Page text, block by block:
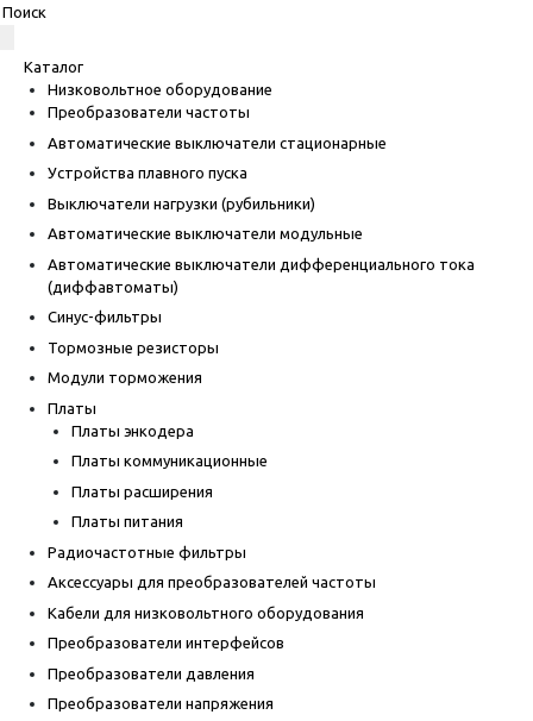
Каталог
Низковольтное оборудование
Преобразователи частоты
Автоматические выключатели стационарные
Устройства плавного пуска
Выключатели нагрузки (рубильники)
Автоматические выключатели модульные
Автоматические выключатели дифференциального тока
(диффавтоматы)
Синус-фильтры
Тормозные резисторы
Модули торможения
Платы
Платы энкодера
Платы коммуникационные
Платы расширения
Платы питания
Радиочастотные фильтры
Аксессуары для преобразователей частоты
Кабели для низковольтного оборудования
Преобразователи интерфейсов
Преобразователи давления
Преобразователи напряжения